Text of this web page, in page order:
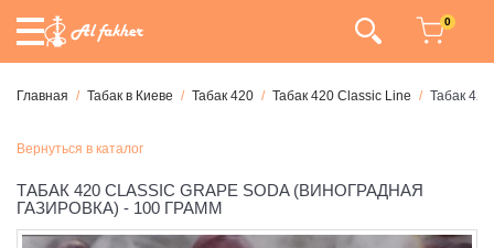
0
Главная Табак в Киеве Табак 420 Табак 420 Classic Line Табак
Вернуться в каталог
ТАБАК 420 CLASSIC GRAPE SODA (ВИНОГРАДНАЯ
ГАЗИРОВКА) - 100 ГРАММ